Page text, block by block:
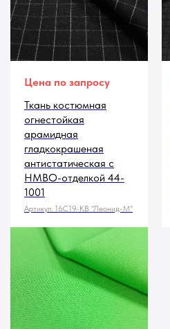
Цена по запросу
Ткань костюмная
огнестойкая
арамидная
гладкокрашеная
антистатическая с
НМВО-отделкой 44-
1001
Артикул: 16С19-КВ "Леонид-М"